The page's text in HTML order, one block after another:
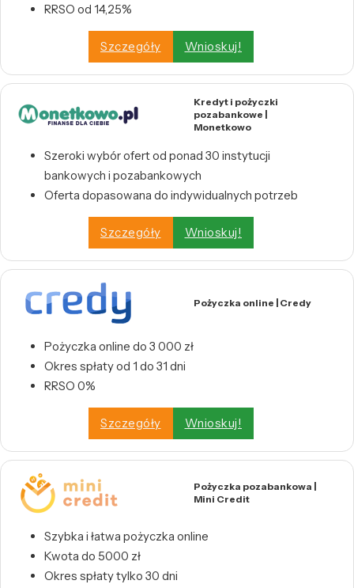
RRSO od 14,25%
Szczegóły Wnioskuj!
Kredyt i pożyczki
pozabankowe |
Monetkowo
Szeroki wybór ofert od ponad 30 instytucji
bankowych i pozabankowych
Oferta dopasowana do indywidualnych potrzeb
Szczegóły Wnioskuj!
Pożyczka online | Credy
Pożyczka online do 3 000 zł
Okres spłaty od 1 do 31 dni
RRSO 0%
Szczegóły Wnioskuj!
Pożyczka pozabankowa |
Mini Credit
Szybka i łatwa pożyczka online
Kwota do 5000 zł
Okres spłaty tylko 30 dni